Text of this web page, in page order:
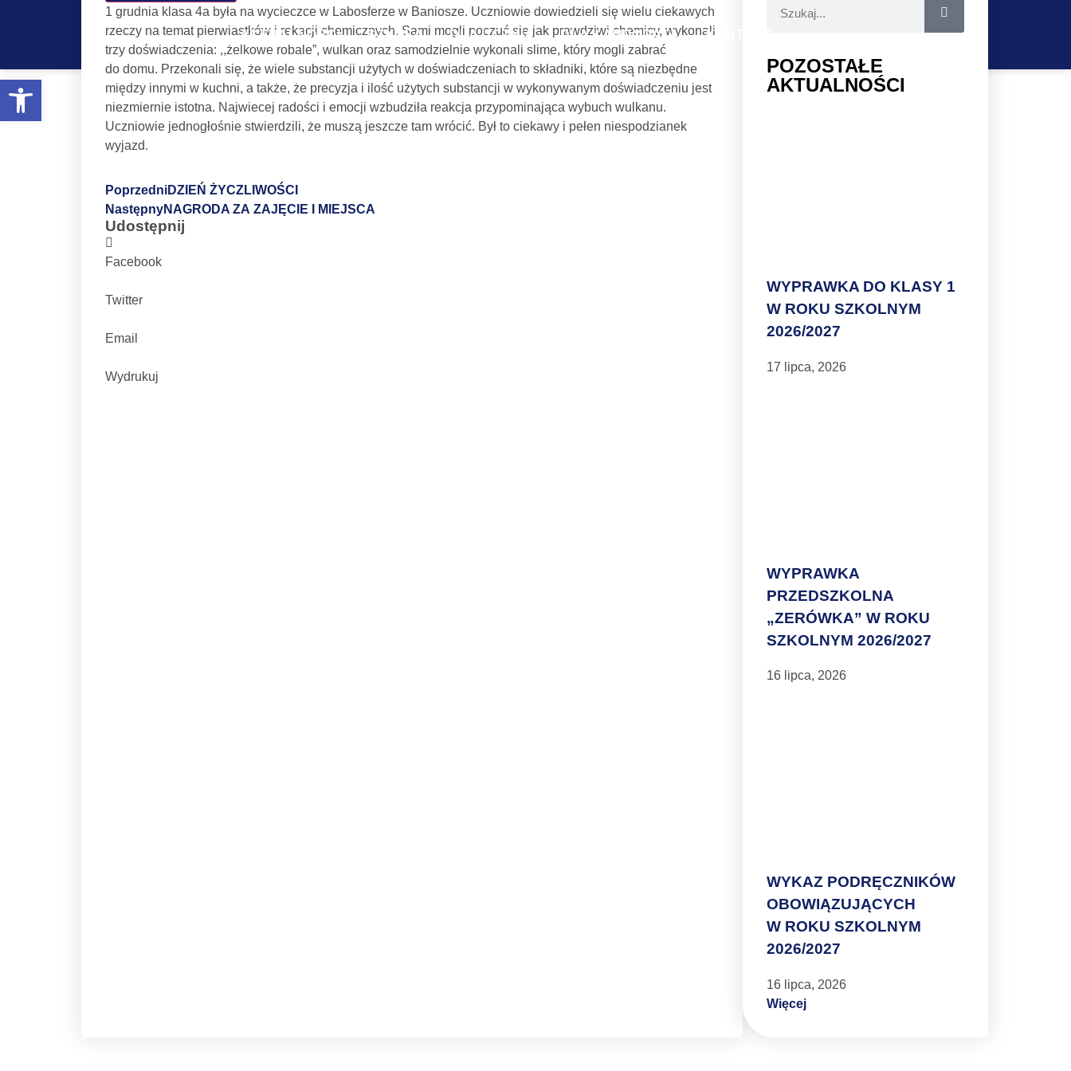
AKTUALNOŚCI SZKOŁA DLA UCZNIA DLA KANDYDATA KONTAKT
WYCIECZKA KLASY 4A
5 grudnia, 2023
1 grudnia klasa 4a była na wycieczce w Labosferze w Baniosze. Uczniowie dowiedzieli się wielu ciekawych
rzeczy na temat pierwiastków i rekacji chemicznych. Sami mogli poczuć się jak prawdziwi chemicy, wykonali
trzy doświadczenia: ,,żelkowe robale”, wulkan oraz samodzielnie wykonali slime, który mogli zabrać
do domu. Przekonali się, że wiele substancji użytych w doświadczeniach to składniki, które są niezbędne
między innymi w kuchni, a także, że precyzja i ilość użytych substancji w wykonywanym doświadczeniu jest
niezmiernie istotna. Najwiecej radości i emocji wzbudziła reakcja przypominająca wybuch wulkanu.
Uczniowie jednogłośnie stwierdzili, że muszą jeszcze tam wrócić. Był to ciekawy i pełen niespodzianek
wyjazd.
PoprzedniDZIEŃ ŻYCZLIWOŚCI
NastępnyNAGRODA ZA ZAJĘCIE I MIEJSCA
Udostępnij
Facebook
Twitter
Email
Wydrukuj
POZOSTAŁE
AKTUALNOŚCI
WYPRAWKA DO KLASY 1
W ROKU SZKOLNYM
2026/2027
17 lipca, 2026
WYPRAWKA
PRZEDSZKOLNA
„ZERÓWKA” W ROKU
SZKOLNYM 2026/2027
16 lipca, 2026
WYKAZ PODRĘCZNIKÓW
OBOWIĄZUJĄCYCH
W ROKU SZKOLNYM
2026/2027
16 lipca, 2026
Więcej
Otwórz pasek narzędzi